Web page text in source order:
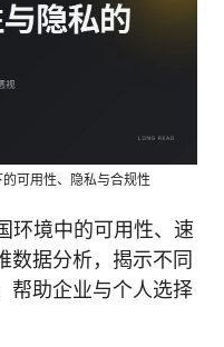
可用性、隐私与合规性
环境中的可用性、速
数据分析，揭示不同
帮助企业与个人选择